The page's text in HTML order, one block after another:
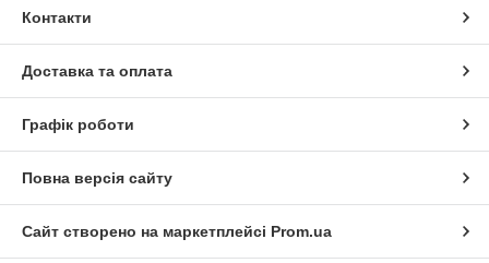
Контакти
Доставка та оплата
Графік роботи
Повна версія сайту
Сайт створено на маркетплейсі Prom.ua